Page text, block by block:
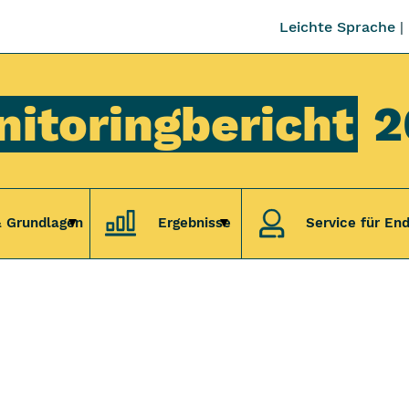
Leichte Sprache
GrundlagenUntermenü Eckdaten & Grundlagen
ErgebnisseUntermenü Ergebnisse
Service für